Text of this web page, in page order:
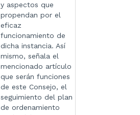
y aspectos que
propendan por el
eficaz
funcionamiento de
dicha instancia. Así
mismo, señala el
mencionado artículo
que serán funciones
de este Consejo, el
seguimiento del plan
de ordenamiento